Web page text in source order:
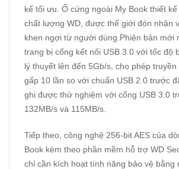
kế tối ưu. Ổ cứng ngoài My Book thiết
chất lượng WD, được thế giới đón nhận
khen ngợi từ người dùng.Phiên bản mới
trang bị cổng kết nối USB 3.0 với tốc độ
lý thuyết lên đến 5Gb/s, cho phép
gấp 10 lần so với chuẩn USB 2.0 trước
ghi được thử nghiệm với cổng USB 3.0
132MB/s và 115MB/s.
Tiếp theo, công nghệ 256-bit AES của
Book kèm theo phần mềm hỗ trợ WD
chỉ cần kích hoạt tính năng bảo vệ bằng